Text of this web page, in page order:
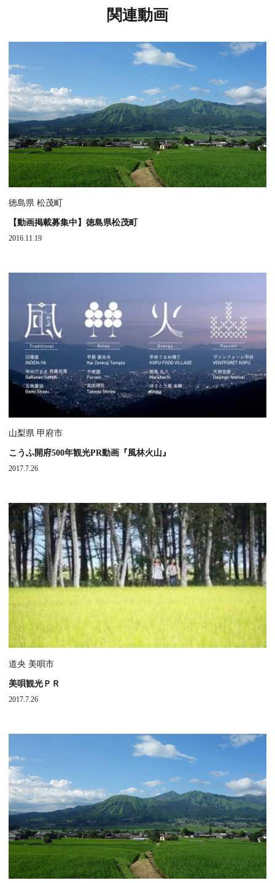
関連動画
徳島県 松茂町
【動画掲載募集中】徳島県松茂町
2016.11.19
山梨県 甲府市
こうふ開府500年観光PR動画『風林火山』
2017.7.26
道央 美唄市
美唄観光ＰＲ
2017.7.26